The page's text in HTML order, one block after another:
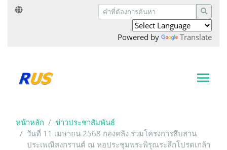
Powered by Translate
หน้าหลัก
ข่าวประชาสัมพันธ์
วันที่ 11 เมษายน 2568 กองคลัง ร่วมโครงการสืบสาน
ประเพณีสงกรานต์ ณ หอประชุมพระพิรุณระลึกโปรดเกล้า